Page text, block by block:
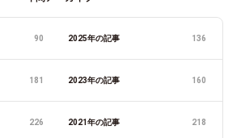
90 2025年の記事 136
181 2023年の記事 160
226 2021年の記事 218